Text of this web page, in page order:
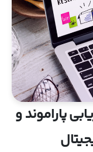
پاراموند و